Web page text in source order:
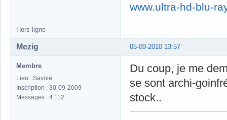
www.ultra-hd-blu-
Hors ligne
05-09-2010 13:57
Mezig
Membre
Lieu : Savoie
Inscription : 30-09-2009
Messages : 4 112
Du coup, je me
se sont archi-
stock..